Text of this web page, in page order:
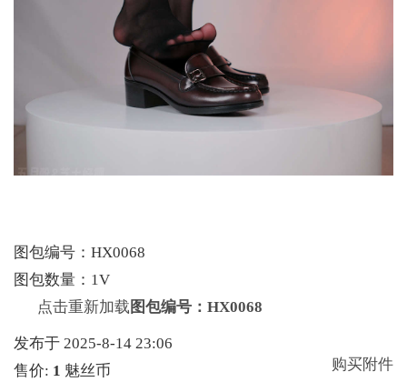
图包编号：HX0068
图包数量：1V
点击重新加载 图包编号：HX0068
发布于 2025-8-14 23:06
售价: 1 魅丝币 购买附件